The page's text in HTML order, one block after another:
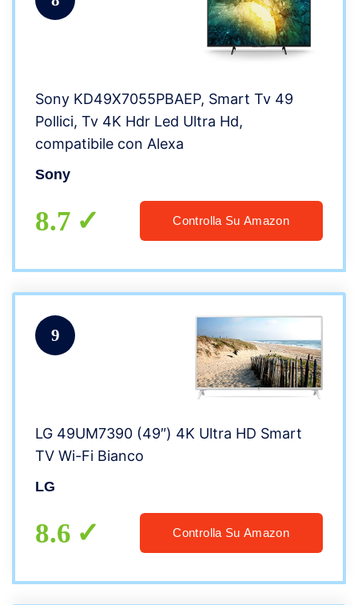
Sony KD49X7055PBAEP, Smart Tv 49
Pollici, Tv 4K Hdr Led Ultra Hd,
compatibile con Alexa
Sony
8.7 Controlla Su Amazon
9
LG 49UM7390 (49″) 4K Ultra HD Smart
TV Wi-Fi Bianco
LG
8.6 Controlla Su Amazon